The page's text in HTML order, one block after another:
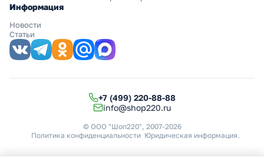
Информация
Новости
Статьи
+7 (499) 220-88-88
info@shop220.ru
© ООО "Шоп220", 2007-2026
Политика конфиденциальности Юридическая информация.